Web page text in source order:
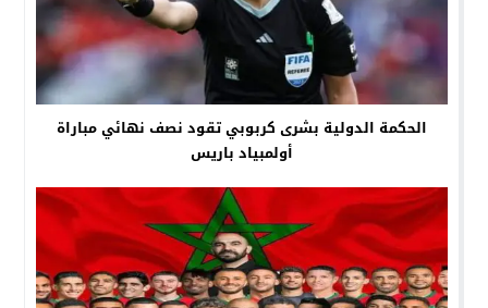
الحكمة الدولية بشرى كربوبي تقود نصف نهائي مباراة
أولمبياد باريس